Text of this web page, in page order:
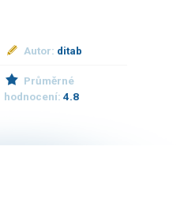
Autor: ditab
Průměrné
hodnocení:4.8